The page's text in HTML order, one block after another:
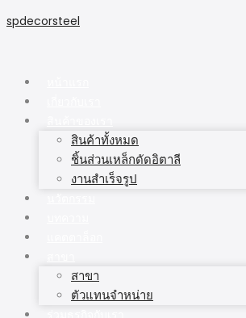
spdecorsteel
สินค้าทั้งหมด
ชิ้นส่วนเหล็กดัดอิตาลี
งานสำเร็จรูป
สาขา
ตัวแทนจำหน่าย